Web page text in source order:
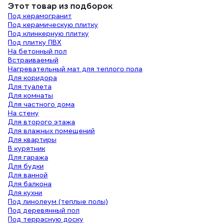
Этот товар из подборок
Под керамогранит
Под керамическую плитку
Под клинкерную плитку
Под плитку ПВХ
На бетонный пол
Встраиваемый
Нагревательный мат для теплого пола
Для коридора
Для туалета
Для комнаты
Для частного дома
На стену
Для второго этажа
Для влажных помещений
Для квартиры
В курятник
Для гаража
Для будки
Для ванной
Для балкона
Для кухни
Под линолеум (теплые полы)
Под деревянный пол
Под террасную доску